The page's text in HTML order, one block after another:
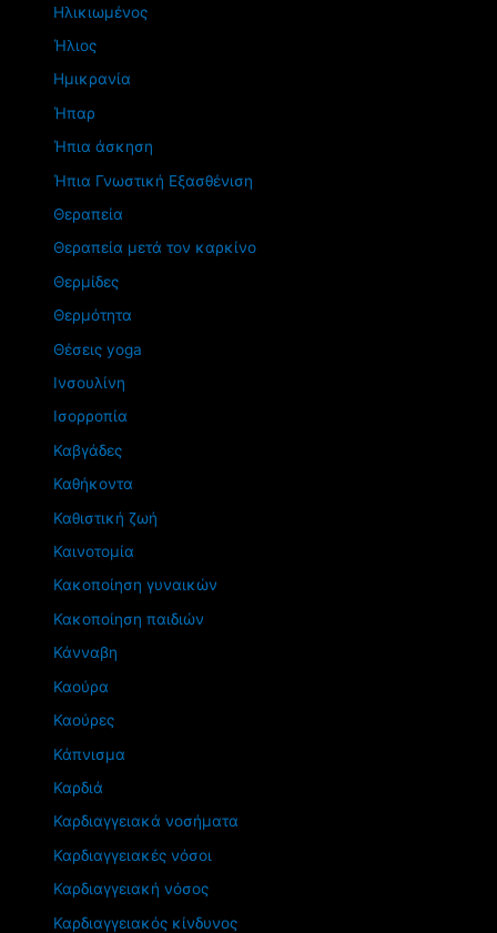
Ηλικιωμένος
Ήλιος
Ημικρανία
Ήπαρ
Ήπια άσκηση
Ήπια Γνωστική Εξασθένιση
Θεραπεία
Θεραπεία μετά τον καρκίνο
Θερμίδες
Θερμότητα
Θέσεις yoga
Ινσουλίνη
Ισορροπία
Καβγάδες
Καθήκοντα
Καθιστική ζωή
Καινοτομία
Κακοποίηση γυναικών
Κακοποίηση παιδιών
Κάνναβη
Καούρα
Καούρες
Κάπνισμα
Καρδιά
Καρδιαγγειακά νοσήματα
Καρδιαγγειακές νόσοι
Καρδιαγγειακή νόσος
Καρδιαγγειακός κίνδυνος